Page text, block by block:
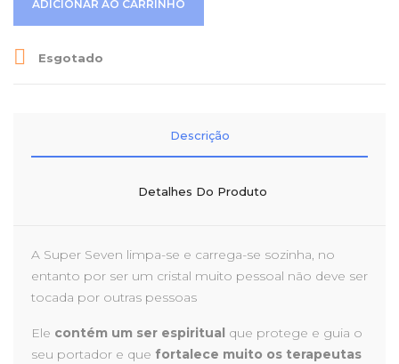
ADICIONAR AO CARRINHO
 Esgotado
Descrição
Detalhes Do Produto
A Super Seven limpa-se e carrega-se sozinha, no
entanto por ser um cristal muito pessoal não deve ser
tocada por outras pessoas
Ele contém um ser espiritual que protege e guia o
seu portador e que fortalece muito os terapeutas